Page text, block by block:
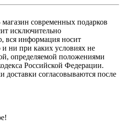
современных подарков
исключительно
вся информация носит
и ни при каких условиях не
определяемой положениями
Российской Федерации.
доставки согласовываются после